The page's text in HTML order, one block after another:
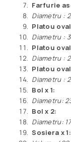
Farfurie
Diametru :
Platou
Diametru :
Platou
Diametru :
Platou
Diametru :
Bol x 1:
Diametru:
Bol x 2:
Diametru:
Sosiera x 1: